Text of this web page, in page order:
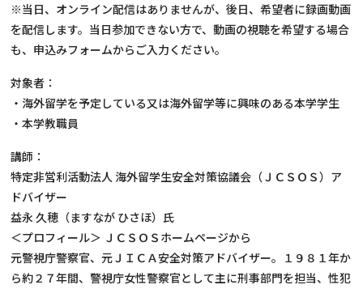
※当日、オンライン配信はありませんが、後日、希望者に録画動画
を配信します。当日参加できない方で、動画の視聴を希望する場合
も、申込みフォームからご入力ください。
対象者：
・海外留学を予定している又は海外留学等に興味のある本学学生
・本学教職員
講師：
特定非営利活動法人 海外留学生安全対策協議会（ＪＣＳＯＳ）ア
ドバイザー
益永 久穂（ますなが ひさほ）氏
＜プロフィール＞ ＪＣＳＯＳホームページから
元警視庁警察官、元ＪＩＣＡ安全対策アドバイザー。１９８１年か
ら約２７年間、警視庁女性警察官として主に刑事部門を担当、性犯